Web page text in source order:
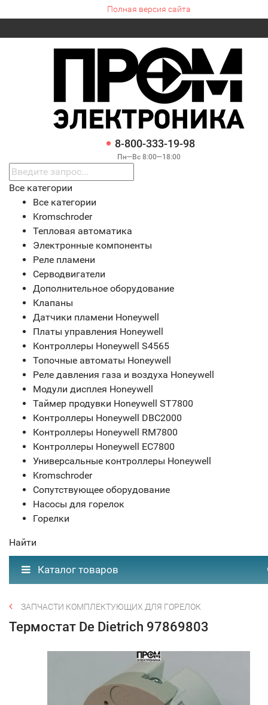
Полная версия сайта
8-800-333-19-98
Пн—Вс 8:00—18:00
Все категории
Все категории
Kromschroder
Тепловая автоматика
Электронные компоненты
Реле пламени
Серводвигатели
Дополнительное оборудование
Клапаны
Датчики пламени Honeywell
Платы управления Honeywell
Контроллеры Honeywell S4565
Топочные автоматы Honeywell
Реле давления газа и воздуха Honeywell
Модули дисплея Honeywell
Таймер продувки Honeywell ST7800
Контроллеры Honeywell DBC2000
Контроллеры Honeywell RM7800
Контроллеры Honeywell EC7800
Универсальные контроллеры Honeywell
Kromschroder
Сопутствующее оборудование
Насосы для горелок
Горелки
Найти
Каталог товаров
ЗАПЧАСТИ КОМПЛЕКТУЮЩИХ ДЛЯ ГОРЕЛОК
Термостат De Dietrich 97869803